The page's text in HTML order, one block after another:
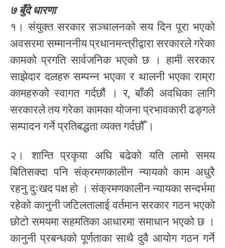
७ बुँदे धारणा
१। संयुक्त सरकार सञ्चालनको सय दिन पूरा भएको
अवसरमा सम्माननीय प्रधानमन्त्रीद्वारा सरकारले गरेका
कामको प्रगति सार्वजनिक भएको छ । हामी सरकार
साझेदार दलहरु सम्पन्न भएका र थालनी भएका राम्रा
कामहरुको स्वागत गर्दछौं । र, बाँकी अवधिका लागि
सरकारले तय गरेका कामका योजना प्रभावकारी ढङ्गले
सम्पादन गर्ने प्रतिबद्धता व्यक्त गर्दछौँ ।
२। शान्ति प्रकृया अघि बढेको यति लामो समय
बितिसक्दा पनि संक्रमणकालीन न्यायको काम अधुरै
रहनु दुःखद पक्ष हो । संक्रमणकालीन न्यायका सन्दर्भमा
रहेको कानुनी जटिलतालाई वर्तमान सरकार गठन भएको
छोटो समयमा सहमतिका आधारमा समाधान भएको छ ।
कानुनी प्रबन्धको पूर्णताका साथै दुवै आयोग गठन गर्ने